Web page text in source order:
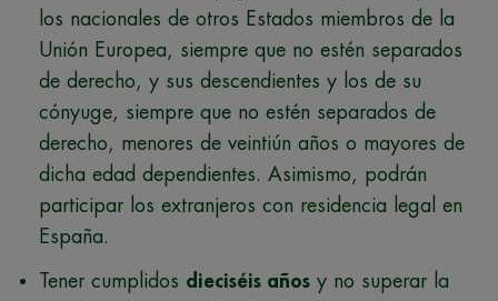
los nacionales de otros Estados miembros de la
Unión Europea, siempre que no estén separados
de derecho, y sus descendientes y los de su
cónyuge, siempre que no estén separados de
derecho, menores de veintiún años o mayores de
dicha edad dependientes. Asimismo, podrán
participar los extranjeros con residencia legal en
España.
Tener cumplidos dieciséis años y no superar la